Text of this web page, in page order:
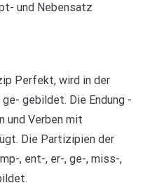
und Nebensatz
Perfekt, wird in der
gebildet. Die Endung -
und Verben mit
Die Partizipien der
, ent-, er-, ge-, miss-,